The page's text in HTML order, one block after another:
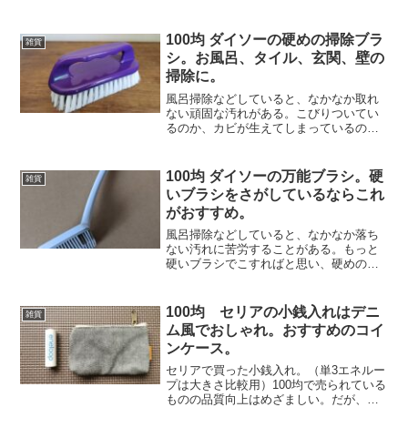
手造りベッ甲飴２）ダイソー べっこう
飴３）味覚糖 ...
雑貨
100均 ダイソーの硬めの掃除ブラ
シ。お風呂、タイル、玄関、壁の
掃除に。
風呂掃除などしていると、なかなか取れ
ない頑固な汚れがある。こびりついてい
るのか、カビが生えてしまっているのか
と探してみた。ちょうどよさそうなもの
をダイソーで見つけた...
雑貨
100均 ダイソーの万能ブラシ。硬
いブラシをさがしているならこれ
がおすすめ。
風呂掃除などしていると、なかなか落ち
ない汚れに苦労することがある。もっと
硬いブラシでこすればと思い、硬めのブ
るが、さすがに目地がダメになりそうで
使えない。ブラスチッ...
雑貨
100均 セリアの小銭入れはデニ
ム風でおしゃれ。おすすめのコイ
ンケース。
セリアで買った小銭入れ。（単3エネルー
プは大きさ比較用）100均で売られている
ものの品質向上はめざましい。だが、コ